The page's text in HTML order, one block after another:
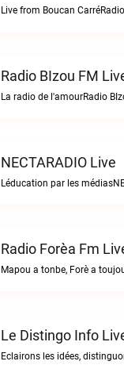
Radio BIzou FM
La radio de l'amourRadio
NECTARADIO Live
Léducation par les
Radio Forèa Fm
Le Distingo Info